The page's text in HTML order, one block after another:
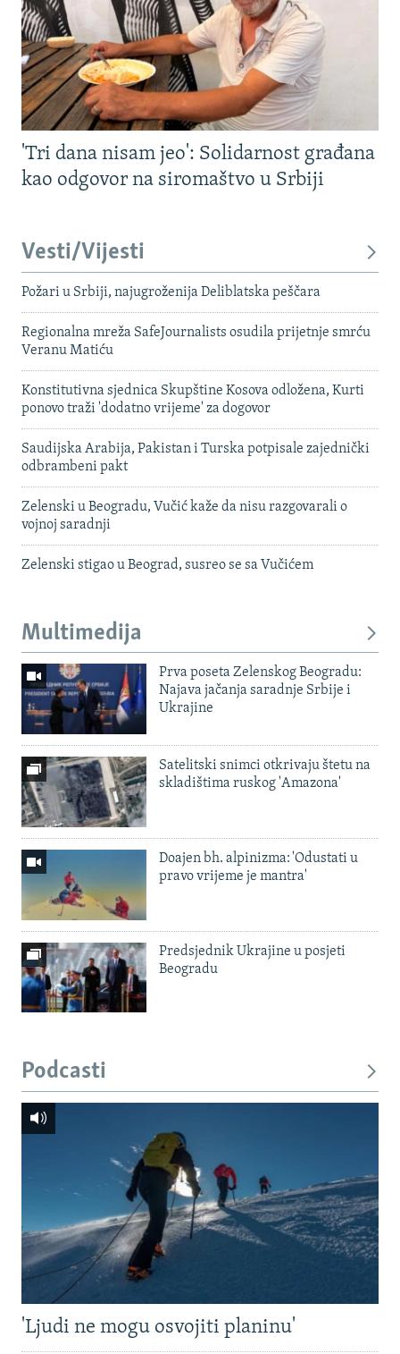
'Tri dana nisam jeo': Solidarnost građana
kao odgovor na siromaštvo u Srbiji
Vesti/Vijesti
Požari u Srbiji, najugroženija Deliblatska peščara
Regionalna mreža SafeJournalists osudila prijetnje smrću
Veranu Matiću
Konstitutivna sjednica Skupštine Kosova odložena, Kurti
ponovo traži 'dodatno vrijeme' za dogovor
Saudijska Arabija, Pakistan i Turska potpisale zajednički
odbrambeni pakt
Zelenski u Beogradu, Vučić kaže da nisu razgovarali o
vojnoj saradnji
Zelenski stigao u Beograd, susreo se sa Vučićem
Multimedija
Prva poseta Zelenskog Beogradu:
Najava jačanja saradnje Srbije i
Ukrajine
Satelitski snimci otkrivaju štetu na
skladištima ruskog 'Amazona'
Doajen bh. alpinizma: 'Odustati u
pravo vrijeme je mantra'
Predsjednik Ukrajine u posjeti
Beogradu
Podcasti
'Ljudi ne mogu osvojiti planinu'